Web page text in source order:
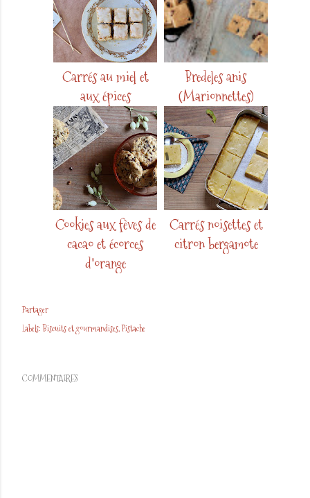
Carrés au miel et
aux épices
Bredeles anis
(Marionnettes)
Cookies aux fèves de
cacao et écorces
d'orange
Carrés noisettes et
citron bergamote
Partager
Labels: Biscuits et gourmandises Pistache
COMMENTAIRES